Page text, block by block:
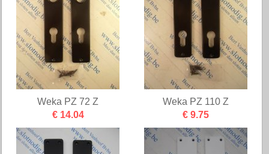
Weka PZ 72 Z
€ 14.04
Weka PZ 110 Z
€ 9.75